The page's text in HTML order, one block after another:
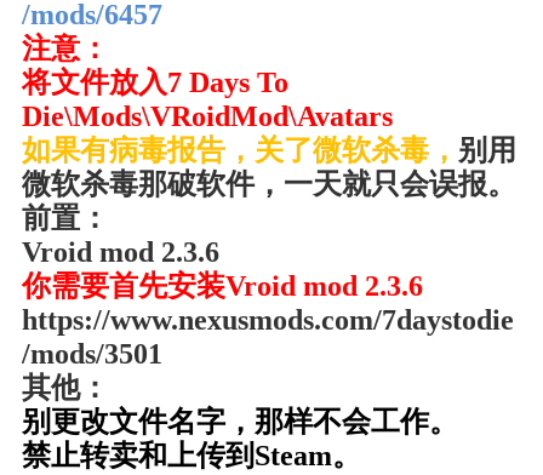
我的钱包 道具 排行榜
MOD下载 攻略教程
大人
Lv.8
02-10 15:45
卖挂
禁止发布联机可用的作弊模组，
单机辅助引流私下售卖服务器外挂！
/mods/6457
注意：
将文件放入7 Days To
Die\Mods\VRoidMod\Avatars
如果有病毒报告，关了微软杀毒， 别用
微软杀毒那破软件，一天就只会误报。
前置：
Vroid mod 2.3.6
你需要首先安装Vroid mod 2.3.6
https://www.nexusmods.com/7daystodie
/mods/3501
其他：
别更改文件名字，那样不会工作。
禁止转卖和上传到Steam。